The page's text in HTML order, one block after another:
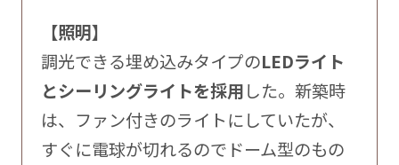
【照明】
調光できる埋め込みタイプのLEDライト
とシーリングライトを採用した。新築時
は、ファン付きのライトにしていたが、
すぐに電球が切れるのでドーム型のもの